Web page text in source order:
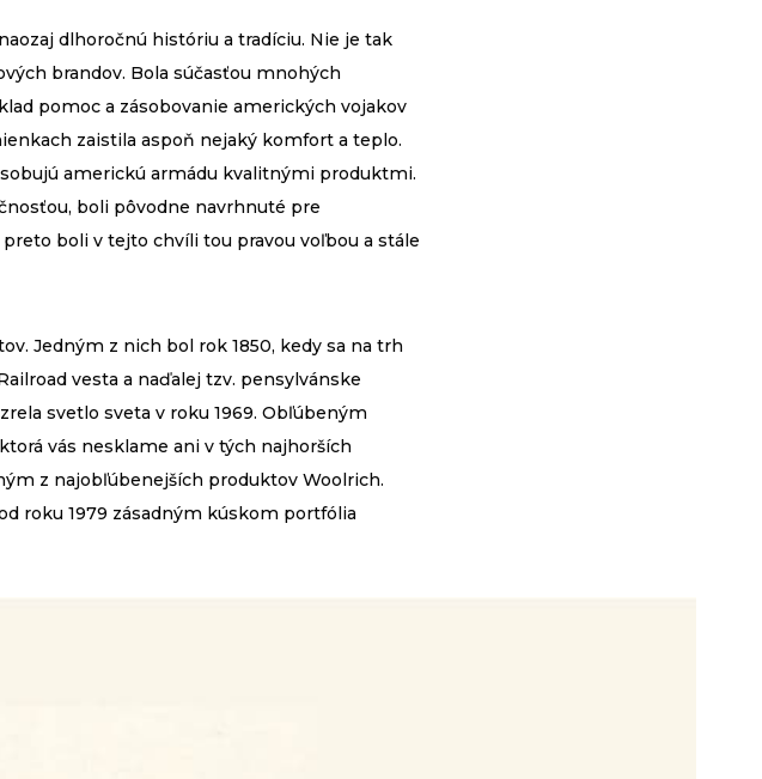
dlhoročnú históriu a tradíciu. Nie je tak
brandov. Bola súčasťou mnohých
pomoc a zásobovanie amerických vojakov
zaistila aspoň nejaký komfort a teplo.
americkú armádu kvalitnými produktmi.
boli pôvodne navrhnuté pre
boli v tejto chvíli tou pravou voľbou a stále
Jedným z nich bol rok 1850, kedy sa na trh
vesta a naďalej tzv. pensylvánske
svetlo sveta v roku 1969. Obľúbeným
vás nesklame ani v tých najhorších
z najobľúbenejších produktov Woolrich.
roku 1979 zásadným kúskom portfólia